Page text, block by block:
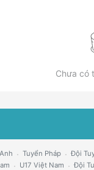
Chưa có
Tuyển Pháp Đội
U17 Việt Nam Đội